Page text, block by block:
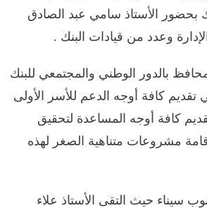
بحضور الأستاذ سامي عبد الصادق
وعدد من قيادات البنك .
بالدور الوطني والمجتمعي للبنك
كافة أوجه الدعم للأسر الأولى
كافة أوجه المساعدة لتحقيق
مشروعات متناهية الصغر لهذه
سيناء حيث التقى الأستاذ علاء